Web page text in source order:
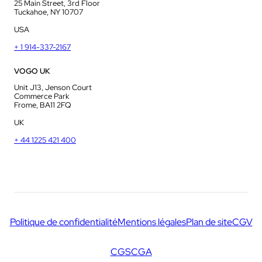
25 Main Street, 3rd Floor
Tuckahoe, NY 10707
USA
+ 1 914-337-2167
VOGO UK
Unit J13, Jenson Court
Commerce Park
Frome, BA11 2FQ
UK
+ 44 1225 421 400
Politique de confidentialitéMentions légalesPlan de siteCGV
CGSCGA